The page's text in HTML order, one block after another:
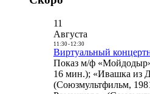
11
Августа
11:30- 12:30
Виртуальный
Показ м/ф
16 мин.); «Ивашка из
(Союзмультфильм,